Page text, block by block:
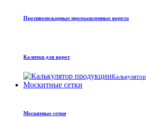
Противопожарные промышленные ворота
Калитки для ворот
Калькулятор
Москитные сетки
Москитные сетки